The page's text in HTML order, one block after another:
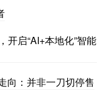
开启“AI+本地化”智能
向：并非一刀切停售